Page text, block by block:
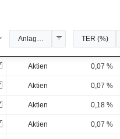
Anlageklassen TER (%)
Aktien 0,07 %
Aktien 0,07 %
Aktien 0,18 %
Aktien 0,07 %